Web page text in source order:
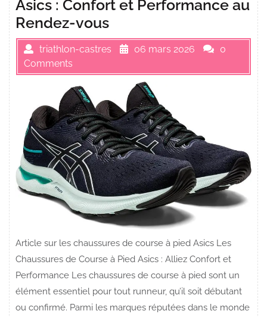
Asics : Confort et Performance au
Rendez-vous
triathlon-castres 06 mars 2026
0
Comments
Article sur les chaussures de course à pied Asics Les
Chaussures de Course à Pied Asics : Alliez Confort et
Performance Les chaussures de course à pied sont un
élément essentiel pour tout runneur, qu’il soit débutant
ou confirmé. Parmi les marques réputées dans le monde